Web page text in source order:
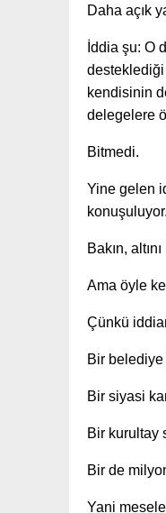
Daha açık
İddia şu: O
desteklediği
kendisinin
delegelere
Bitmedi.
Yine gelen
konuşuluyor.
Bakın,
Ama öyle
Çünkü
Bir
Bir siyasi
Bir kurultay
Bir de
Yani